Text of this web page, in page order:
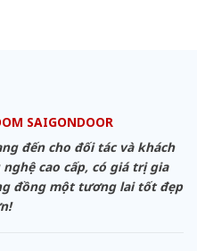
SAIGONDOOR
đến cho đối tác và khách
cao cấp, có giá trị gia
đồng một tương lai tốt đẹp